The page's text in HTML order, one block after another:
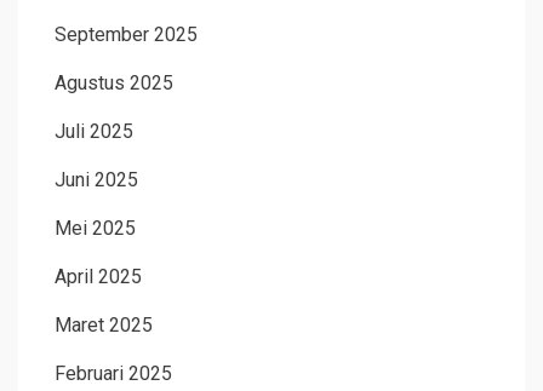
September 2025
Agustus 2025
Juli 2025
Juni 2025
Mei 2025
April 2025
Maret 2025
Februari 2025